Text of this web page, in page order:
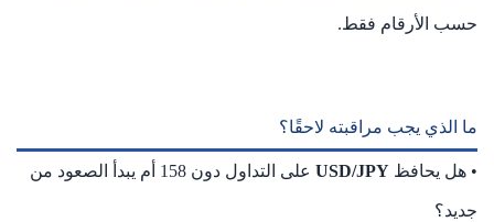
حسب الأرقام فقط.
ما الذي يجب مراقبته لاحقًا؟
• هل يحافظ USD/JPY على التداول دون 158 أم يبدأ الصعود من
جديد؟